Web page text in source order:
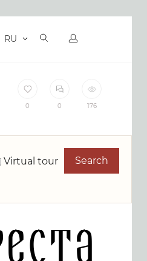
RU
0 0 176
Virtual tour Search